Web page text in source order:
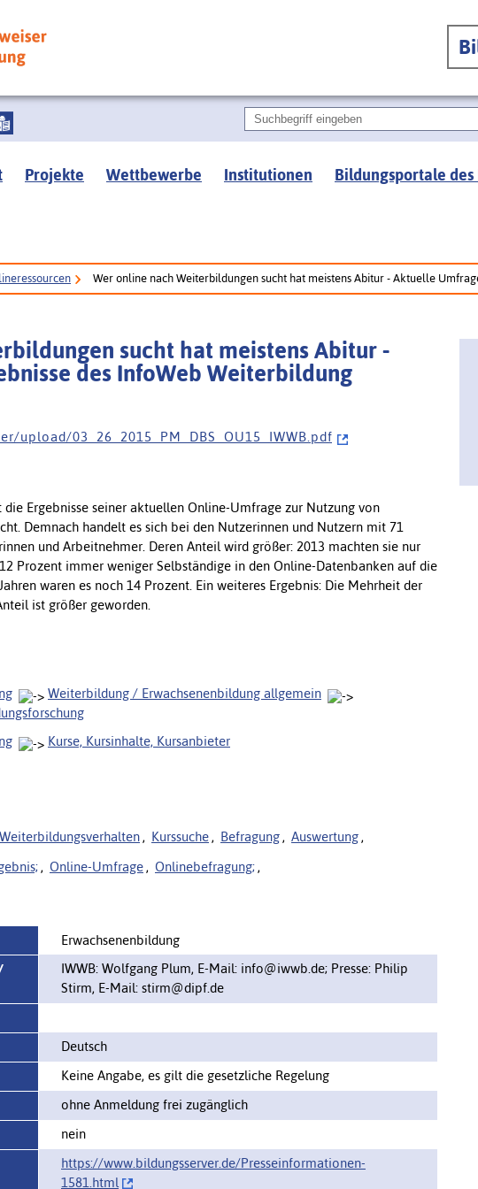
Projekte Wettbewerbe Institutionen Bildungsportale des
Wer online nach Weiterbildungen sucht hat meistens Abitur - Aktuelle
sucht hat meistens Abitur -
des InfoWeb Weiterbildung
r / u p l o a d / 0 3 _ 2 6 _ 2 0 1 5 _ P M _ D B S _ O U 1 5 _ I W W B . p d f
Ergebnisse seiner aktuellen Online-Umfrage zur Nutzung von
Demnach handelt es sich bei den Nutzerinnen und Nutzern mit 71
und Arbeitnehmer. Deren Anteil wird größer: 2013 machten sie nur
Prozent immer weniger Selbständige in den Online-Datenbanken auf die
waren es noch 14 Prozent. Ein weiteres Ergebnis: Die Mehrheit der
ist größer geworden.
Weiterbildung / Erwachsenenbildung allgemein
Kurse, Kursinhalte, Kursanbieter
Weiterbildungsverhalten , Kurssuche , Befragung , Auswertung ,
, Online-Umfrage , Onlinebefragung; ,
Erwachsenenbildung
IWWB: Wolfgang Plum, E-Mail: info@iwwb.de; Presse: Philip
Stirm, E-Mail: stirm@dipf.de
Deutsch
Keine Angabe, es gilt die gesetzliche Regelung
ohne Anmeldung frei zugänglich
nein
https://www.bildungsserver.de/‌Presseinformationen-
1581.html